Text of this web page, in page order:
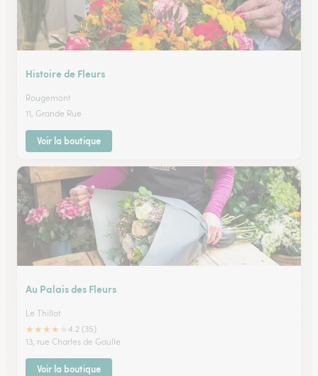
Histoire de Fleurs
Rougemont
11, Grande Rue
Voir la boutique
Au Palais des Fleurs
Le Thillot
★★★★
4.2 (35)
13, rue Charles de Gaulle
Voir la boutique